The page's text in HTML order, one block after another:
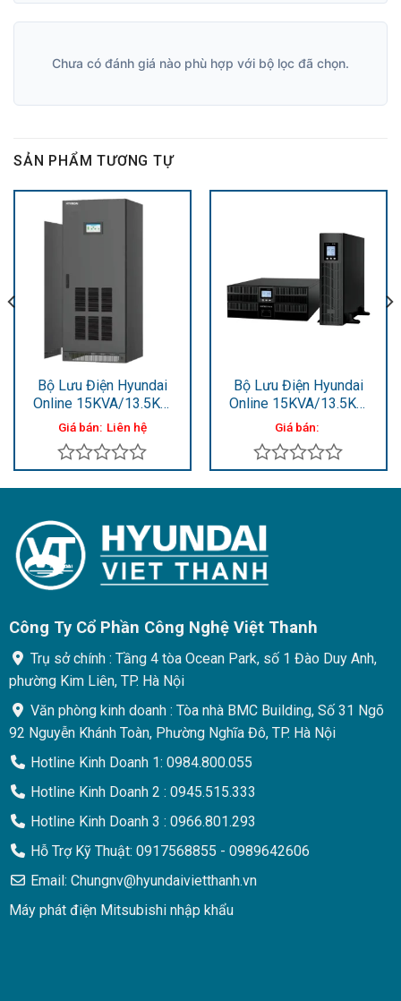
Chưa có đánh giá nào phù hợp với bộ lọc đã chọn.
SẢN PHẨM TƯƠNG TỰ
Bộ Lưu Điện Hyundai
Online 15KVA/13.5KW
HD-15K3
0
5
sao
Giá bán: Liên hệ
Bộ Lưu Điện Hyundai
Online 15KVA/13.5KW
HD-15KR2
0
5
sao
Giá bán:
Công Ty Cổ Phần Công Nghệ Việt Thanh
Trụ sở chính : Tầng 4 tòa Ocean Park, số 1 Đào Duy Anh,
phường Kim Liên, TP. Hà Nội
Văn phòng kinh doanh : Tòa nhà BMC Building, Số 31 Ngõ
92 Nguyễn Khánh Toàn, Phường Nghĩa Đô, TP. Hà Nội
Hotline Kinh Doanh 1: 0984.800.055
Hotline Kinh Doanh 2 : 0945.515.333
Hotline Kinh Doanh 3 : 0966.801.293
Hỗ Trợ Kỹ Thuật: 0917568855 - 0989642606
Email: Chungnv@hyundaivietthanh.vn
Máy phát điện Mitsubishi nhập khẩu